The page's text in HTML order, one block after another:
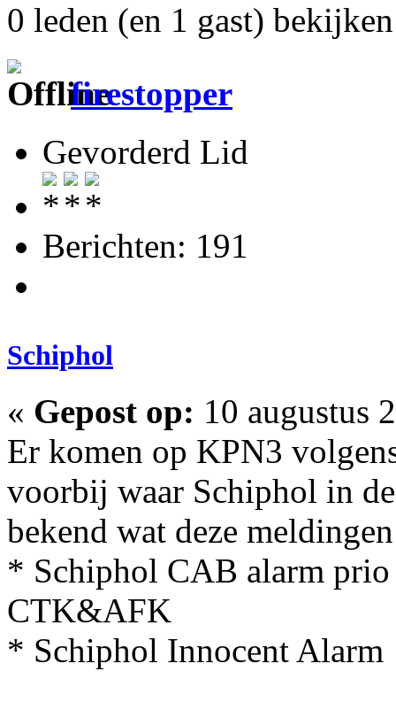
0 leden (en 1 gast)
firestopper
Gevorderd Lid
Berichten: 191
Schiphol
« Gepost op: 10 augustus
Er komen op KPN3
voorbij waar Schiphol in
bekend wat deze
* Schiphol CAB alarm
CTK&AFK
* Schiphol Innocent Alarm